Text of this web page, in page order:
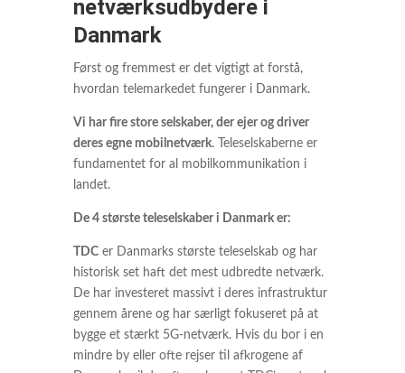
netværksudbydere i
Danmark
Først og fremmest er det vigtigt at forstå,
hvordan telemarkedet fungerer i Danmark.
Vi har fire store selskaber, der ejer og driver
deres egne mobilnetværk. Teleselskaberne er
fundamentet for al mobilkommunikation i
landet.
De 4 største teleselskaber i Danmark er:
TDCer Danmarks største teleselskab og har
historisk set haft det mest udbredte netværk.
De har investeret massivt i deres infrastruktur
gennem årene og har særligt fokuseret på at
bygge et stærkt 5G-netværk. Hvis du bor i en
mindre by eller ofte rejser til afkrogene af